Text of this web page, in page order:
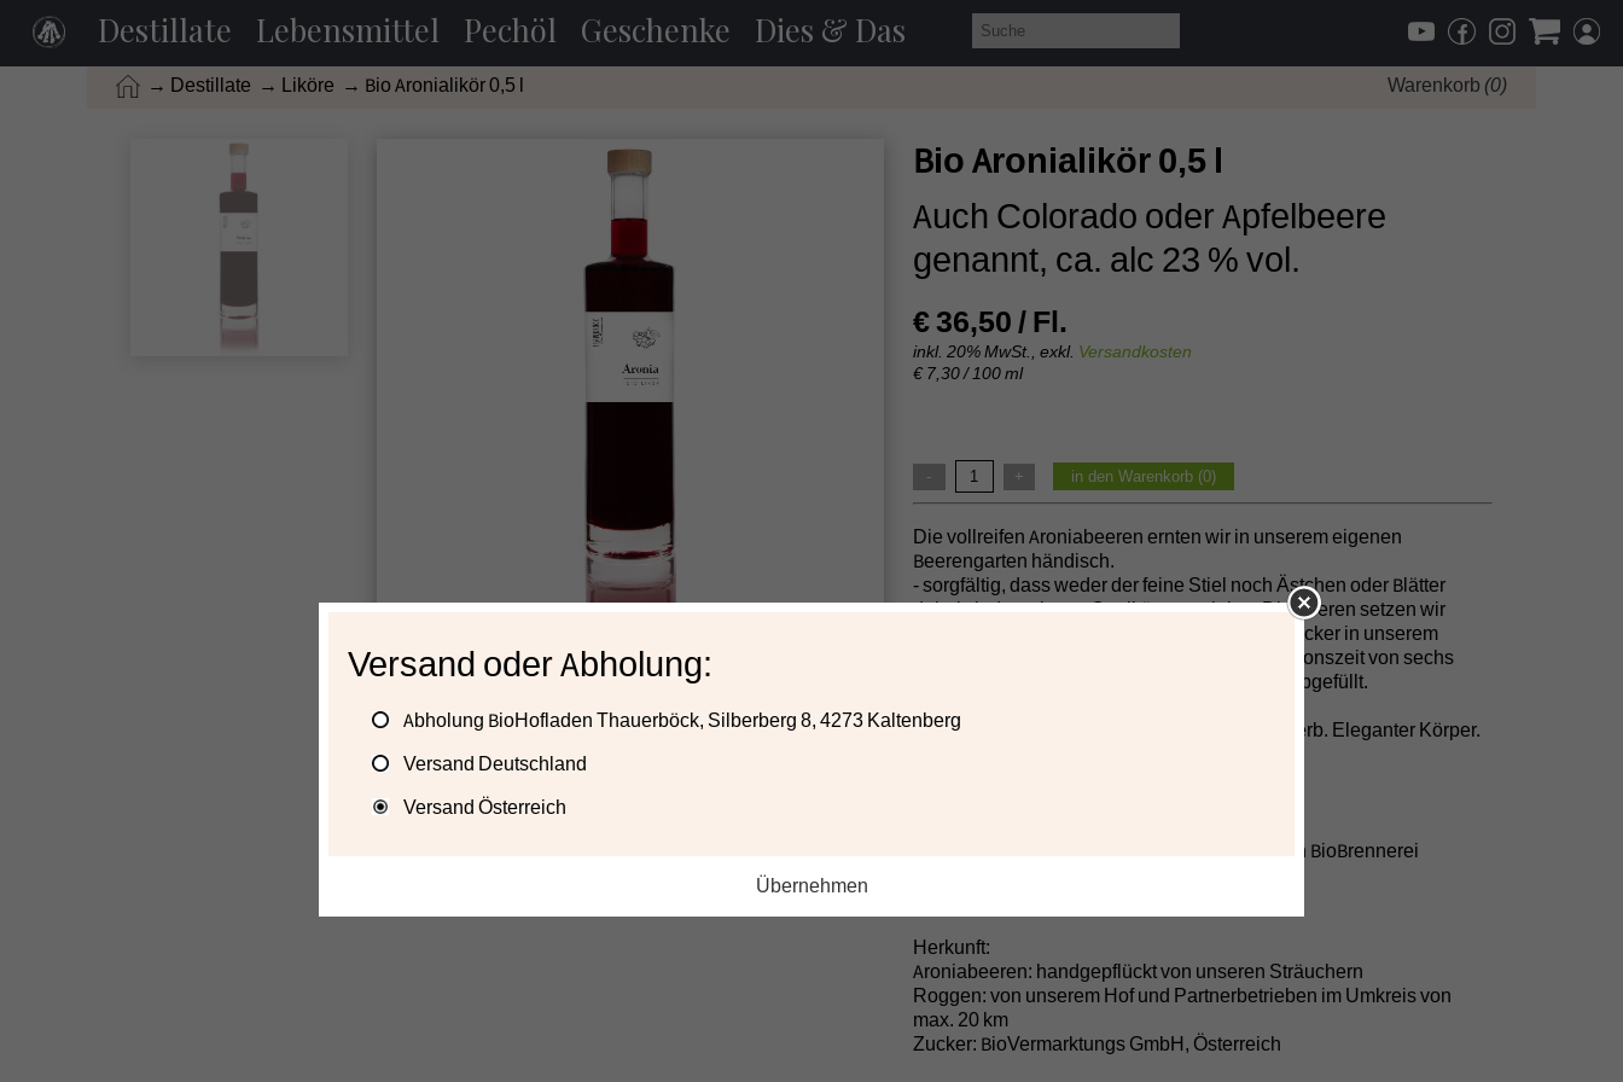
Destillate Lebensmittel Pechöl Geschenke Dies & Das
→ Destillate → Liköre → Bio Aronialikör 0,5 l Warenkorb (0)
Bio Aronialikör 0,5 l
Auch Colorado oder Apfelbeere
genannt, ca. alc 23 % vol.
€ 36,50 / Fl.
inkl. 20% MwSt., exkl. Versandkosten
€ 7,30 / 100 ml
- + in den Warenkorb (0)
Die vollreifen Aroniabeeren ernten wir in unserem eigenen
Beerengarten händisch.
- sorgfältig, dass weder der feine Stiel noch Ästchen oder Blätter
dabei sind, um beste Qualität zu erzielen. Die Beeren setzen wir
gemeinsam mit österreichischem Bio Rübenzucker in unserem
Qualitätsroggenbrand an. Nach einer Mazerationszeit von sechs
Wochen wird der Likör gefiltert und händisch abgefüllt.
Sensorik: Bittermandelnote. Arttypisch leicht herb. Eleganter Körper.
- Bio Qualitätsroggenbrand (in unserer eigenen BioBrennerei
Herkunft:
Aroniabeeren: handgepflückt von unseren Sträuchern
Roggen: von unserem Hof und Partnerbetrieben im Umkreis von
max. 20 km
Zucker: BioVermarktungs GmbH, Österreich
Versand oder Abholung:
Abholung BioHofladen Thauerböck, Silberberg 8, 4273 Kaltenberg
Versand Deutschland
Versand Österreich
Übernehmen